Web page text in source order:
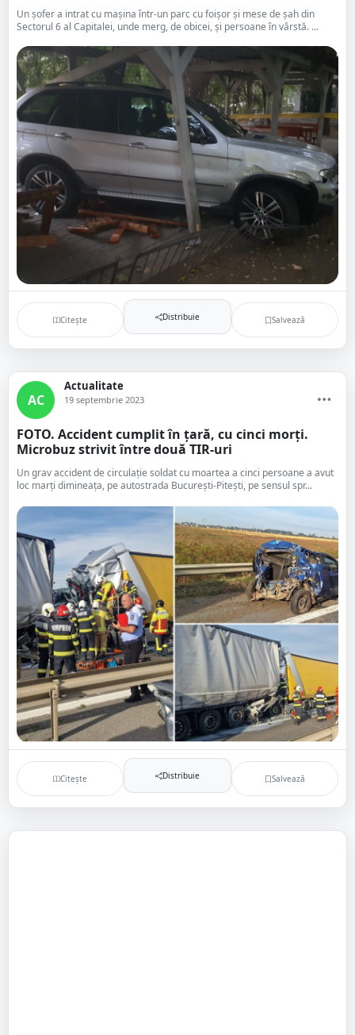
Un șofer a intrat cu mașina într-un parc cu foișor și mese de șah din
Sectorul 6 al Capitalei, unde merg, de obicei, și persoane în vârstă. ...
Citește Distribuie Salvează
AC
Actualitate
19 septembrie 2023
FOTO. Accident cumplit în țară, cu cinci morți.
Microbuz strivit între două TIR-uri
Un grav accident de circulație soldat cu moartea a cinci persoane a avut
loc marți dimineața, pe autostrada București-Pitești, pe sensul spr...
Citește Distribuie Salvează